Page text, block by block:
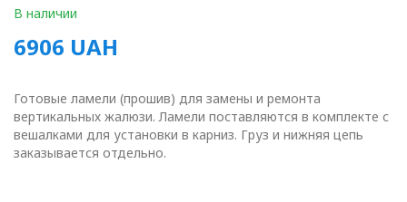
В наличии
6906 UAH
Готовые ламели (прошив) для замены и ремонта
вертикальных жалюзи. Ламели поставляются в комплекте с
вешалками для установки в карниз. Груз и нижняя цепь
заказывается отдельно.